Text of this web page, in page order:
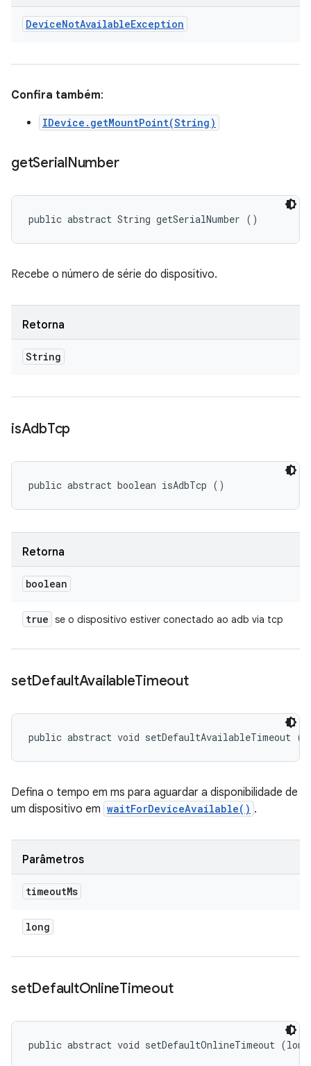
DeviceNotAvailableException
Confira também:
IDevice.getMountPoint(String)
getSerialNumber
public abstract String getSerialNumber ()
Recebe o número de série do dispositivo.
Retorna
String
isAdbTcp
public abstract boolean isAdbTcp ()
Retorna
boolean
true se o dispositivo estiver conectado ao adb via tcp
setDefaultAvailableTimeout
public abstract void setDefaultAvailableTimeout
Defina o tempo em ms para aguardar a disponibilidade de
um dispositivo em waitForDeviceAvailable() .
Parâmetros
timeoutMs
long
setDefaultOnlineTimeout
public abstract void setDefaultOnlineTimeout (long